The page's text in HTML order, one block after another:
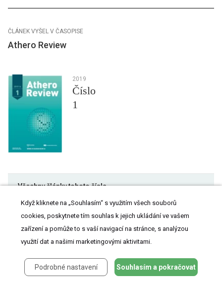
ČLÁNEK VYŠEL V ČASOPISE
Athero Review
2019
Číslo
1
Všechny články tohoto čísla
Iniciativa k ustavení aferetických center: indikace a provádění
lipoproteinové aferézy v České republice
Editorial
Terapie dyslipidemie u pacienta se svalovou dystrofií: kazuistika
Když kliknete na „Souhlasím“ s využitím všech souborů
cookies, poskytnete tím souhlas k jejich ukládání ve vašem
zařízení a pomůže to s vaší navigací na stránce, s analýzou
využití dat a našimi marketingovými aktivitami.
Podrobné nastavení Souhlasím a pokračovat